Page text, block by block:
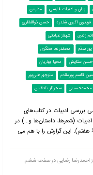
زبان و ادبیات فارسی
مدارس
فریدون اکبری شِلدره
حسن ذوالفقاری
زندی
شهناز عبادتی
محمّدرضا سنگری
حسن ستایش
محیا بهاریان
قاسم پورمقدم
منوچهر علی‌پور
محمدحسینی سحرناز ناطقیان
بررسی ادبیات در کتاب‌‌های
(شعرها، داستان‌ها و...) در
هفتم). این گزارش را با هم می
احمدرضا رضایی در صفحه ششم